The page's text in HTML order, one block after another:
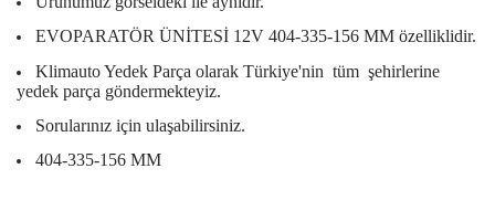
EVOPARATÖR ÜNİTESİ 12V 404-335-156 MM özelliklidir.
Klimauto Yedek Parça olarak Türkiye'nin tüm şehirlerine
yedek parça göndermekteyiz.
Sorularınız için ulaşabilirsiniz.
404-335-156 MM